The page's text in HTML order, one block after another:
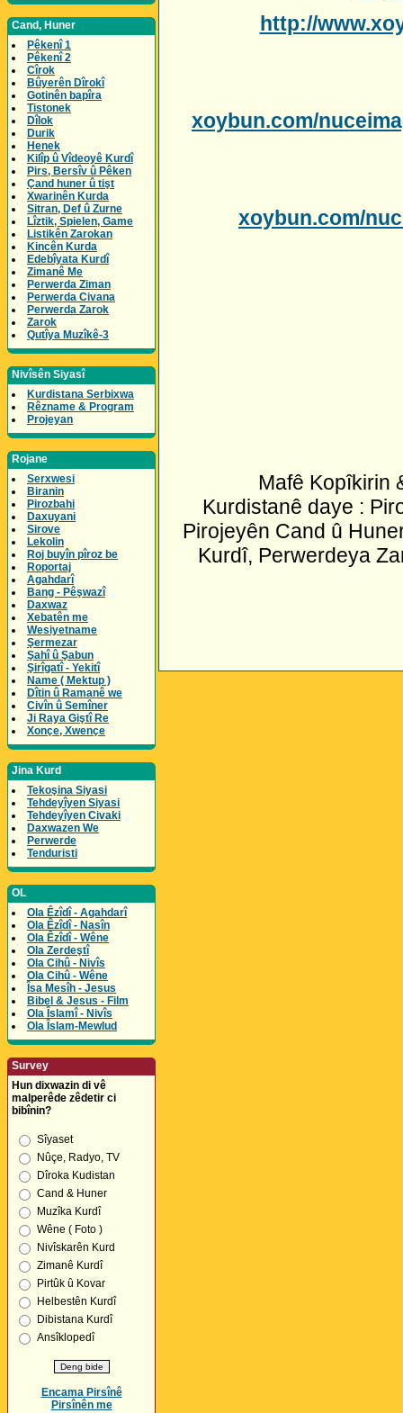
Cand, Huner
Pêkenî 1
Pêkenî 2
Cîrok
Bûyerên Dîrokî
Gotinên bapîra
Tistonek
Dîlok
Durik
Henek
Kilîp û Vîdeoyê Kurdî
Pirs, Bersîv û Pêken
Çand huner û tişt
Xwarinên Kurda
Sitran, Def û Zurne
Lîztik, Spielen, Game
Listikên Zarokan
Kincên Kurda
Edebîyata Kurdî
Zimanê Me
Perwerda Ziman
Perwerda Civana
Perwerda Zarok
Zarok
Qutîya Muzîkê-3
Nivîsên Siyasî
Kurdistana Serbixwa
Rêzname & Program
Projeyan
Rojane
Serxwesi
Biranin
Pirozbahi
Daxuyani
Sirove
Lekolin
Roj buyîn pîroz be
Roportaj
Agahdarî
Bang - Pêşwazî
Daxwaz
Xebatên me
Wesiyetname
Şermezar
Şahî û Şabun
Şirîgatî - Yekitî
Name ( Mektup )
Dîtin û Ramanê we
Civîn û Semîner
Ji Raya Giştî Re
Xonçe, Xwençe
Jina Kurd
Tekoşina Siyasi
Tehdeyîyen Siyasi
Tehdeyîyen Civaki
Daxwazen We
Perwerde
Tenduristi
OL
Ola Êzîdî - Agahdarî
Ola Êzîdî - Nasîn
Ola Êzîdî - Wêne
Ola Zerdeştî
Ola Cihû - Nivîs
Ola Cihû - Wêne
Îsa Mesîh - Jesus
Bibel & Jesus - Film
Ola Îslamî - Nivîs
Ola Îslam-Mewlud
Survey
Hun dixwazin di vê
malperêde zêdetir ci
bibînin?
Sîyaset
Nûçe, Radyo, TV
Dîroka Kudistan
Cand & Huner
Muzîka Kurdî
Wêne ( Foto )
Nivîskarên Kurd
Zimanê Kurdî
Pirtûk û Kovar
Helbestên Kurdî
Dibistana Kurdî
Ansîklopedî
Encama Pirsînê
Pirsînên me
http://
xoybun.com/
xoybun.com/
Mafê Kopîkirin
Kurdistanê daye :
Pirojeyên Cand û
Kurdî, Perwerdeya